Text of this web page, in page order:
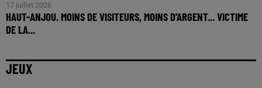
17 juillet 2026
HAUT-ANJOU. MOINS DE VISITEURS, MOINS D'ARGENT... VICTIME
DE LA...
JEUX